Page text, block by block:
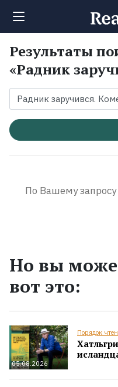
Поиск
Новости
Рейтинги
Результаты
«Радник
По Вашему
Но вы
вот это:
05.08.2026
Порядок